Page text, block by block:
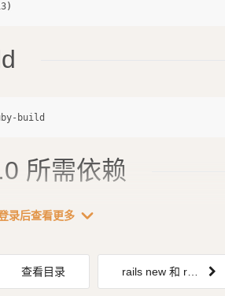
)
所需依赖
中，会提示错误 `cannot load...
录后查看更多 expand_more
查看目录